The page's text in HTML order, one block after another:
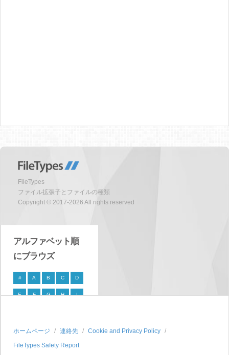
FileTypes
ファイル拡張子とファイルの種類
Copyright © 2017-2026 All rights reserved
アルファベット順
にブラウズ
# A B C D
E F G H I
P Q R S
T U V W X
ホームページ 連絡先
Cookie and Privacy Policy
FileTypes Safety Report